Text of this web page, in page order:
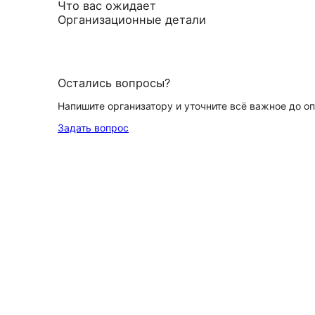
Что вас ожидает
Организационные детали
Остались вопросы?
Напишите организатору и уточните всё важное до
Задать вопрос